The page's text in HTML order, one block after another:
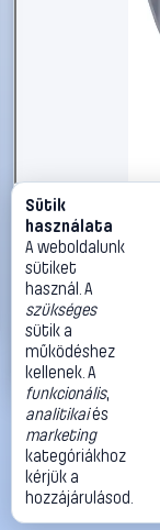
#3050655
Blickle 936296
görgő KerékØ:
Blickle Görgők,
22 990 Ft
Kosárba
«
Méret:
©2026
ThermoScope
ÁSZF
Sütik
használata
A weboldalunk
sütiket
használ. A
szükséges
sütik a
működéshez
kellenek. A
funkcionális,
analitikaiés
marketing
kategóriákhoz
kérjük a
hozzájárulásod.